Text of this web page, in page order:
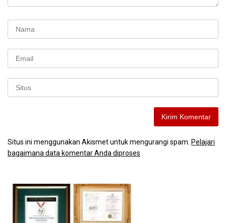
Situs ini menggunakan Akismet untuk mengurangi spam. Pelajari
bagaimana data komentar Anda diproses